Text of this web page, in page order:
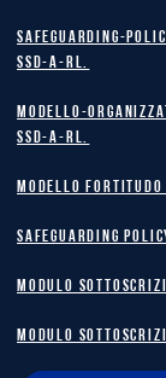
safeguarding-
SSD-A-RL.
Modello-
SSD-A-RL.
MODELLO
safeguarding
MODULO
MODULO